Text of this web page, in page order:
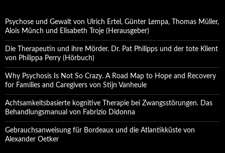
Psychose und Gewalt von Ulrich Ertel, Günter Lempa, Thomas Müller,
Alois Münch und Elisabeth Troje (Herausgeber)
Die Therapeutin und ihre Mörder. Dr. Pat Philipps und der tote Klient
von Philippa Perry (Hörbuch)
Why Psychosis Is Not So Crazy. A Road Map to Hope and Recovery
for Families and Caregivers von Stijn Vanheule
Achtsamkeitsbasierte kognitive Therapie bei Zwangsstörungen. Das
Behandlungsmanual von Fabrizio Didonna
Gebrauchsanweisung für Bordeaux und die Atlantikküste von
Alexander Oetker